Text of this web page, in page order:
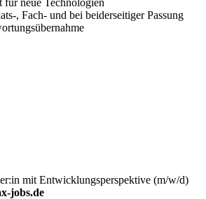
neue Technologien
, Fach- und bei beiderseitiger Passung
jobs.de